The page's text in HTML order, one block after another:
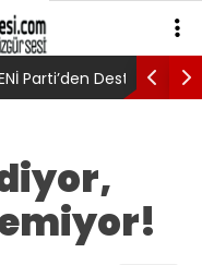
Destek: AV.